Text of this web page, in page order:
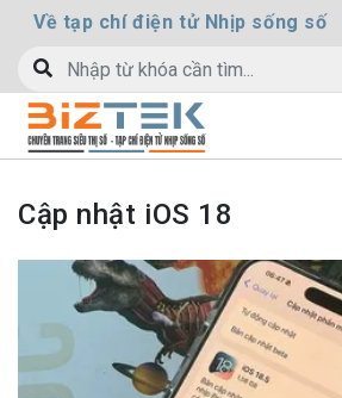
Về tạp chí điện tử Nhịp sống số
Cập nhật iOS 18